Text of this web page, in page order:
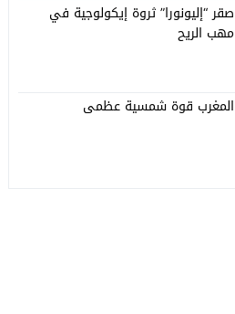
صقر “إليونورا” ثروة إيكولوجية في
مهب الريح
المغرب قوة شمسية عظمى